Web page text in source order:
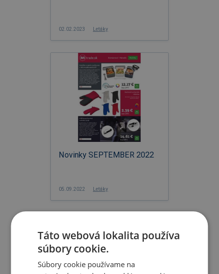
02.02.2023 Letáky
Novinky SEPTEMBER 2022
05.09.2022 Letáky
Táto webová lokalita používa
súbory cookie.
Súbory cookie používame na